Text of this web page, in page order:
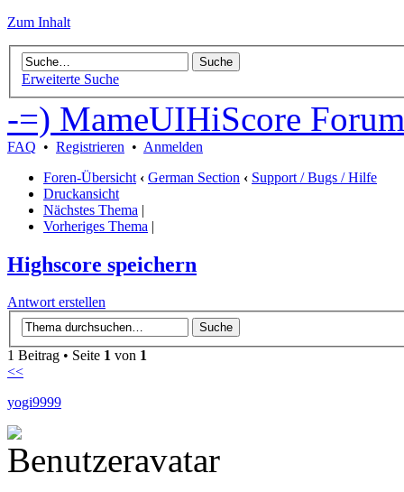
Zum Inhalt
Erweiterte Suche
-=) MameUIHiScore
FAQ • Registrieren • Anmelden
Foren-Übersicht ‹ German Section ‹ Support / Bugs / Hilfe
Druckansicht
Nächstes Thema |
Vorheriges Thema |
Highscore speichern
Antwort erstellen
1 Beitrag • Seite 1 von 1
<<
yogi9999